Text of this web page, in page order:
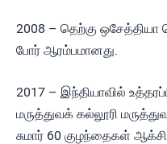
2008 – தெற்கு ஒசேத்தியா
போர் ஆரம்பமானது.
2017 – இந்தியாவில்
மருத்துவக் கல்லூரி
சுமார் 60 குழந்தைகள்